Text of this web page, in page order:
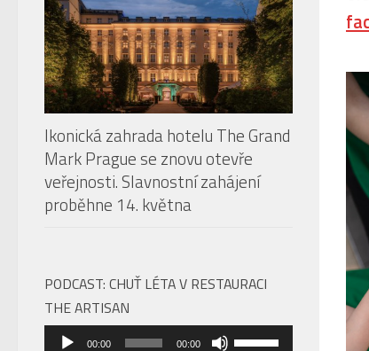
Ikonická zahrada hotelu The Grand
Mark Prague se znovu otevře
veřejnosti. Slavnostní zahájení
proběhne 14. května
PODCAST: CHUŤ LÉTA V RESTAURACI
THE ARTISAN
Audio
00:00 00:00 Použitím